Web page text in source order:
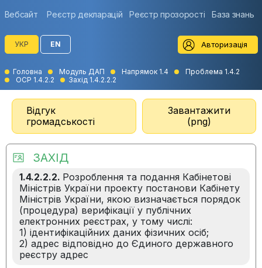
Вебсайт Реєстр декларацій Реєстр прозорості База знань
УКР EN Авторизація
Головна Модуль ДАП Напрямок 1.4
Проблема 1.4.2
ОСР 1.4.2.2
Захід 1.4.2.2.2
Відгук
громадськості
Завантажити
(png)
ЗАХІД
1.4.2.2.2. Розроблення та подання Кабінетові
Міністрів України проекту постанови Кабінету
Міністрів України, якою визначається порядок
(процедура) верифікації у публічних
електронних реєстрах, у тому числі:
1) ідентифікаційних даних фізичних осіб;
2) адрес відповідно до Єдиного державного
реєстру адрес